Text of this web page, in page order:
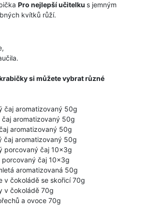
Pro nejlepší učitelku s jemným
kvítků růží.
si můžete vybrat různé
čaj aromatizovaný 50g
čaj aromatizovaný 50g
aromatizovaný 50g
čaj aromatizovaný 50g
porcovaný čaj 10x3g
porcovaný čaj 10x3g
aromatizovaná 50g
v čokoládě se skořicí 70g
v čokoládě 70g
a ovoce 70g